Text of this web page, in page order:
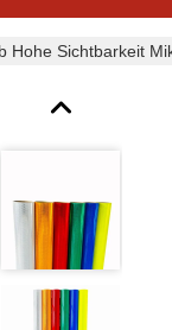
Hohe Sichtbarkeit